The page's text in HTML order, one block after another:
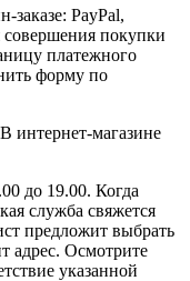
PayPal,
покупки
платежного
форму по
интернет-магазине
до 19.00. Когда
служба свяжется
предложит выбрать
адрес. Осмотрите
указанной